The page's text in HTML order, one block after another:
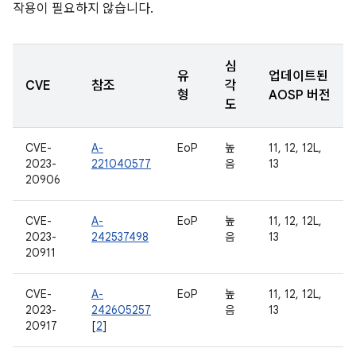
작용이 필요하지 않습니다.
CVE 참조
유
형
심
각
도
업데이트된
AOSP 버전
CVE-
2023-
20906
A-
221040577
EoP
높
음
11, 12, 12L,
13
CVE-
2023-
20911
A-
242537498
EoP
높
음
11, 12, 12L,
13
CVE-
2023-
20917
A-
242605257
[2]
EoP
높
음
11, 12, 12L,
13